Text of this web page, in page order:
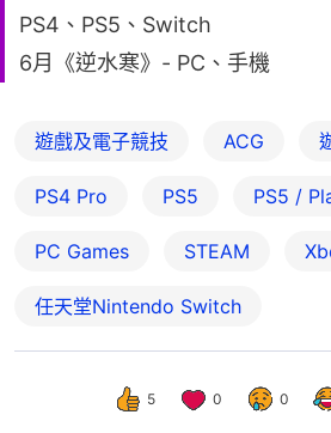
PS4、PS5、Switch
6月《逆水寒》- PC、手機
遊戲及電子競技 ACG
PS4 Pro PS5 PS5 /
PC Games STEAM
任天堂Nintendo Switch
5 0 0